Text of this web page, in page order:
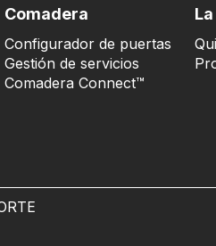
Comadera
Configurador de puertas
Gestión de servicios
Comadera Connect™